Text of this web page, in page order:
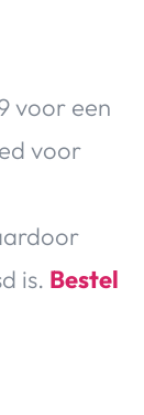
voor een
voor
is. Bestel